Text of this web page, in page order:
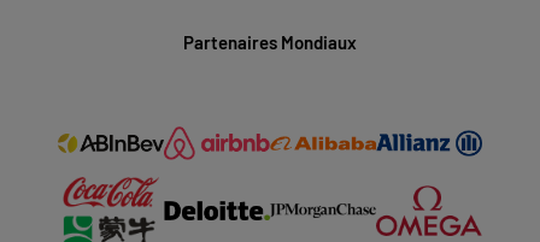
Partenaires Mondiaux